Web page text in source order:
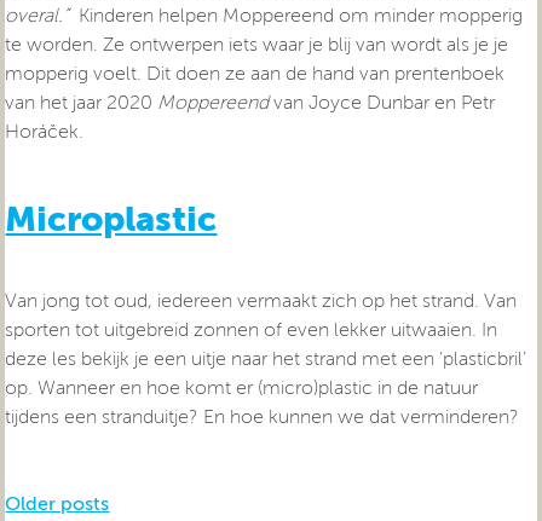
overal.”Kinderen helpen Moppereend om minder mopperig
te worden. Ze ontwerpen iets waar je blij van wordt als je je
mopperig voelt. Dit doen ze aan de hand van prentenboek
van het jaar 2020 Moppereendvan Joyce Dunbar en Petr
Horáček.
Microplastic
Van jong tot oud, iedereen vermaakt zich op het strand. Van
sporten tot uitgebreid zonnen of even lekker uitwaaien. In
deze les bekijk je een uitje naar het strand met een ‘plasticbril’
op. Wanneer en hoe komt er (micro)plastic in de natuur
tijdens een stranduitje? En hoe kunnen we dat verminderen?
Posts
Older posts